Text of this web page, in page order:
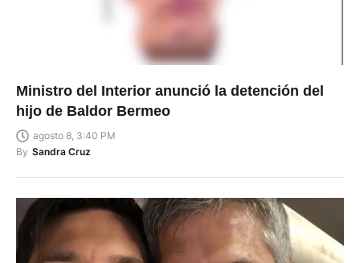
Ministro del Interior anunció la detención del
hijo de Baldor Bermeo
agosto 8, 3:40 PM
By Sandra Cruz